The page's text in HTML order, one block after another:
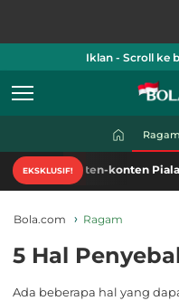
Iklan - Scroll ke
Ragam
EKSKLUSIF!
konten Piala Dunia 2026
Bola.com Ragam
5 Hal
Ada beberapa hal yang